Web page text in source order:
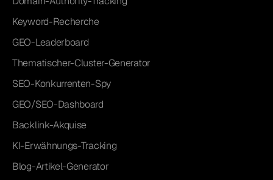
Keyword-Recherche
GEO-Leaderboard
Thematischer-Cluster-Generator
SEO-Konkurrenten-Spy
GEO/SEO-Dashboard
Backlink-Akquise
KI-Erwähnungs-Tracking
Blog-Artikel-Generator